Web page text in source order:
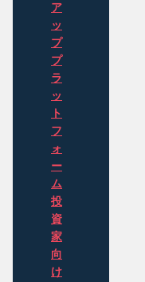
ア
ッ
プ
プ
ラ
ッ
ト
フ
ォ
ー
ム
投
資
家
向
け